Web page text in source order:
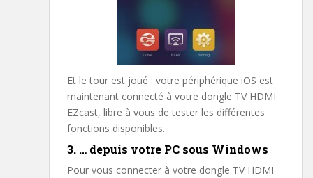
Et le tour est joué : votre périphérique iOS est
maintenant connecté à votre dongle TV HDMI
EZcast, libre à vous de tester les différentes
fonctions disponibles.
3. … depuis votre PC sous Windows
Pour vous connecter à votre dongle TV HDMI